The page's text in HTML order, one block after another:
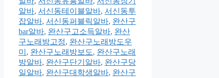
알바, 서신동테이블알바, 서신동투
잡알바, 서신동퍼블릭알바, 완산구
bar알바, 완산구고소득알바, 완산
구노래방고정, 완산구노래방도우
미 , 완산구노래방보도, 완산구노래
방알바, 완산구단기알바, 완산구당
일알바, 완산구대학생알바, 완산구